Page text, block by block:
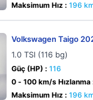
Maksimum Hız : 196
Volkswagen Taigo
1.0 TSI (116 bg)
Güç (HP) : 116
0 - 100 km/s Hızlanma
Maksimum Hız : 196